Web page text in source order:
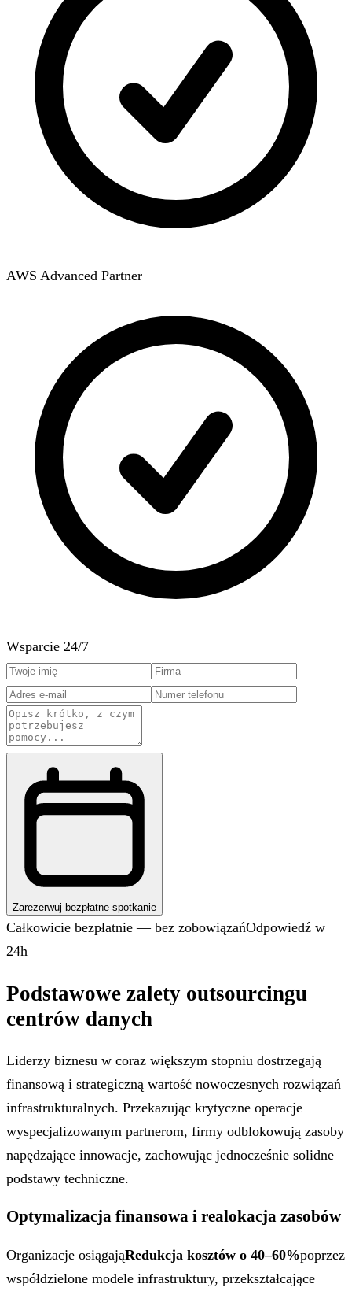
AWS Advanced Partner
Wsparcie 24/7
Zarezerwuj bezpłatne spotkanie
Całkowicie bezpłatnie — bez zobowiązańOdpowiedź w
24h
Podstawowe zalety outsourcingu
centrów danych
Liderzy biznesu w coraz większym stopniu dostrzegają
finansową i strategiczną wartość nowoczesnych rozwiązań
infrastrukturalnych. Przekazując krytyczne operacje
wyspecjalizowanym partnerom, firmy odblokowują zasoby
napędzające innowacje, zachowując jednocześnie solidne
podstawy techniczne.
Optymalizacja finansowa i realokacja zasobów
Organizacje osiągająRedukcja kosztów o 40–60%poprzez
współdzielone modele infrastruktury, przekształcające